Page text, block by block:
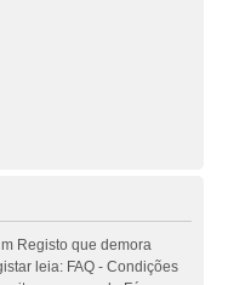
Registo que demora
leia: FAQ - Condições